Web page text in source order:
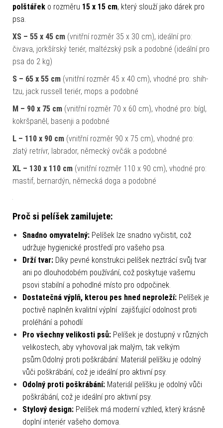
polštářek o rozměru 15 x 15 cm, který slouží jako dárek pro
psa.
XS – 55 x 45 cm (vnitřní rozměr 35 x 30 cm), ideální pro:
čivava, jorkšírský teriér, maltézský psík a podobné (ideální pro
psa do 2 kg)
S – 65 x 55 cm (vnitřní rozměr 45 x 40 cm), vhodné pro: shih-
tzu, jack russell teriér, mops a podobné
M – 90 x 75 cm (vnitřní rozměr 70 x 60 cm), vhodné pro: bígl,
kokršpaněl, basenji a podobné
L – 110 x 90 cm (vnitřní rozměr 90 x 75 cm), vhodné pro:
zlatý retrívr, labrador, německý ovčák a podobné
XL – 130 x 110 cm (vnitřní rozměr 110 x 90 cm), vhodné pro:
mastif, bernardýn, německá doga a podobné
Proč si pelíšek zamilujete:
Snadno omyvatelný: Pelíšek lze snadno vyčistit, což
udržuje hygienické prostředí pro vašeho psa.
Drží tvar: Díky pevné konstrukci pelíšek neztrácí svůj tvar
ani po dlouhodobém používání, což poskytuje vašemu
psovi stabilní a pohodlné místo pro odpočinek.
Dostatečná výplň, kterou pes hned neproleží: Pelíšek je
poctivě naplněn kvalitní výplní zajišťující odolnost proti
proléhání a pohodlí
Pro všechny velikosti psů: Pelíšek je dostupný v různých
velikostech, aby vyhovoval jak malým, tak velkým
psům.Odolný proti poškrábání: Materiál pelíšku je odolný
vůči poškrábání, což je ideální pro aktivní psy.
Odolný proti poškrábání: Materiál pelíšku je odolný vůči
poškrábání, což je ideální pro aktivní psy.
Stylový design: Pelíšek má moderní vzhled, který krásně
doplní interiér vašeho domova.